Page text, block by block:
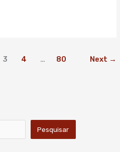
3 4 … 80 Next →
Pesquisar